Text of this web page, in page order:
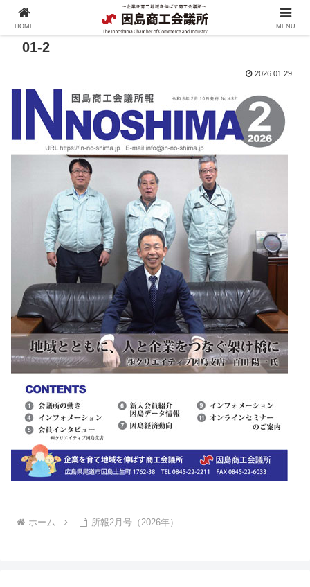
01-2
2026.01.29
ホーム 所報2月号（2026年）
HOME MENU